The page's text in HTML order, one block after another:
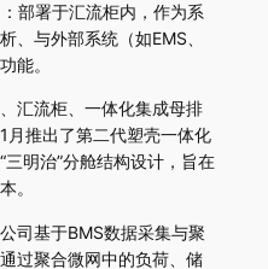
部署于汇流柜内，作为系
、与外部系统（如EMS、
能。
汇流柜、一体化集成母排
推出了第二代塑壳一体化
明治”分舱结构设计，旨在
。
司基于BMS数据采集与聚
过聚合微网中的负荷、储